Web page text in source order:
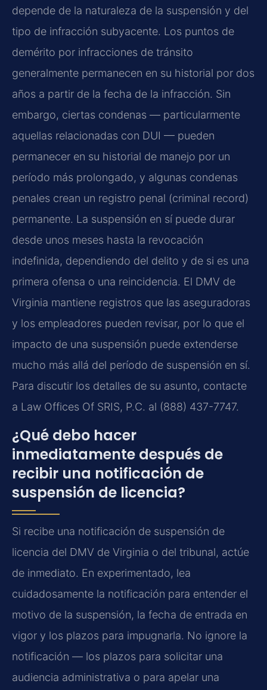
depende de la naturaleza de la suspensión y del
tipo de infracción subyacente. Los puntos de
demérito por infracciones de tránsito
generalmente permanecen en su historial por dos
años a partir de la fecha de la infracción. Sin
embargo, ciertas condenas — particularmente
aquellas relacionadas con DUI — pueden
permanecer en su historial de manejo por un
período más prolongado, y algunas condenas
penales crean un registro penal (criminal record)
permanente. La suspensión en sí puede durar
desde unos meses hasta la revocación
indefinida, dependiendo del delito y de si es una
primera ofensa o una reincidencia. El DMV de
Virginia mantiene registros que las aseguradoras
y los empleadores pueden revisar, por lo que el
impacto de una suspensión puede extenderse
mucho más allá del período de suspensión en sí.
Para discutir los detalles de su asunto, contacte
a Law Offices Of SRIS, P.C. al (888) 437-7747.
¿Qué debo hacer
inmediatamente después de
recibir una notificación de
suspensión de licencia?
Si recibe una notificación de suspensión de
licencia del DMV de Virginia o del tribunal, actúe
de inmediato. En experimentado, lea
cuidadosamente la notificación para entender el
motivo de la suspensión, la fecha de entrada en
vigor y los plazos para impugnarla. No ignore la
notificación — los plazos para solicitar una
audiencia administrativa o para apelar una